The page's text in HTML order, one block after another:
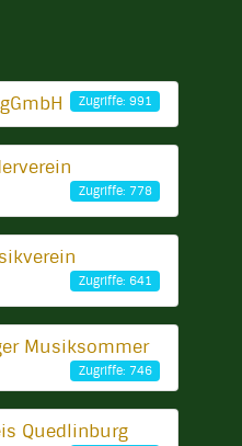
Zugriffe: 991
Zugriffe: 778
Zugriffe: 641
Musiksommer
Zugriffe: 746
Quedlinburg